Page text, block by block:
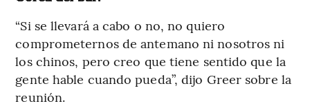
“Si se llevará a cabo o no, no quiero
comprometernos de antemano ni nosotros ni
los chinos, pero creo que tiene sentido que la
gente hable cuando pueda”, dijo Greer sobre la
reunión.